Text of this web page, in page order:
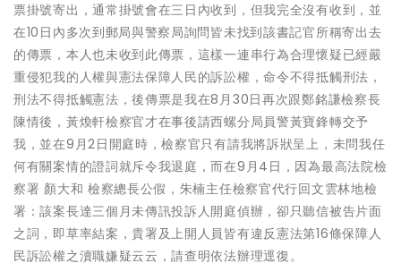
票掛號寄出，通常掛號會在三日內收到，但我完全沒有收到，並
在10日內多次到郵局與警察局詢問皆未找到該書記官所稱寄出去
的傳票，本人也未收到此傳票，這樣一連串行為合理懷疑已經嚴
重侵犯我的人權與憲法保障人民的訴訟權，命令不得抵觸刑法，
刑法不得抵觸憲法，後傳票是我在8月30日再次跟鄭銘謙檢察長
陳情後，黃煥軒檢察官才在事後請西螺分局員警黃寶鋒轉交予
我，並在9月2日開庭時，檢察官只有請我將訴狀呈上，未問我任
何有關案情的證詞就斥令我退庭，而在9月4日，因為最高法院檢
察署 顏大和 檢察總長公假，朱楠主任檢察官代行回文雲林地檢
署：該案長達三個月未傳訊投訴人開庭偵辦，卻只聽信被告片面
之詞，即草率結案，貴署及上開人員皆有違反憲法第16條保障人
民訴訟權之瀆職嫌疑云云，請查明依法辦理逕復。